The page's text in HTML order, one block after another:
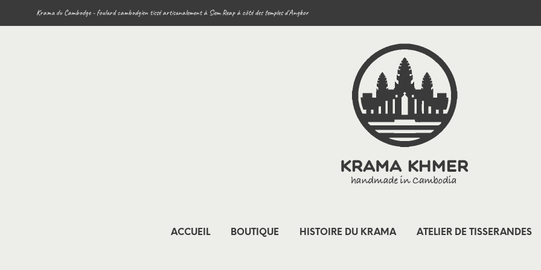
Krama du Cambodge - foulard cambodgien tissé artisanalement à Siem Reap à côté des temples d'Angkor
ACCUEIL BOUTIQUE HISTOIRE DU KRAMA ATELIER DE TISSERANDES